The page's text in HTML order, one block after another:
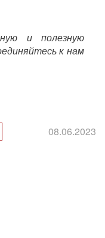
и полезную
к нам
08.06.2023